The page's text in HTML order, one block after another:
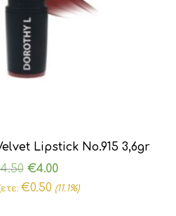
Lipstick Νο.915 3,6gr
4.50 Original
price
€4.00Η
τρέχουσα
€0.50 (11.1%)